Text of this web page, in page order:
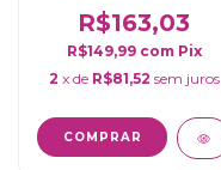
R$163,03
R$149,99 com Pix
2 x de R$81,52 sem juros
COMPRAR